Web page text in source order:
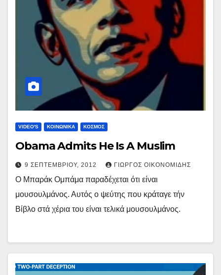
VIDEO'S ΚΟΙΝΩΝΙΚΑ ΚΟΣΜΟΣ
Obama Admits He Is A Muslim
9 ΣΕΠΤΕΜΒΡΊΟΥ, 2012 ΓΙΏΡΓΟΣ ΟΙΚΟΝΟΜΊΔΗΣ
Ο Μπαράκ Ομπάμα παραδέχεται ότι είναι
μουσουλμάνος. Αυτός ο ψεύτης που κράταγε τήν
Βίβλο στά χέρια του είναι τελικά μουσουλμάνος.